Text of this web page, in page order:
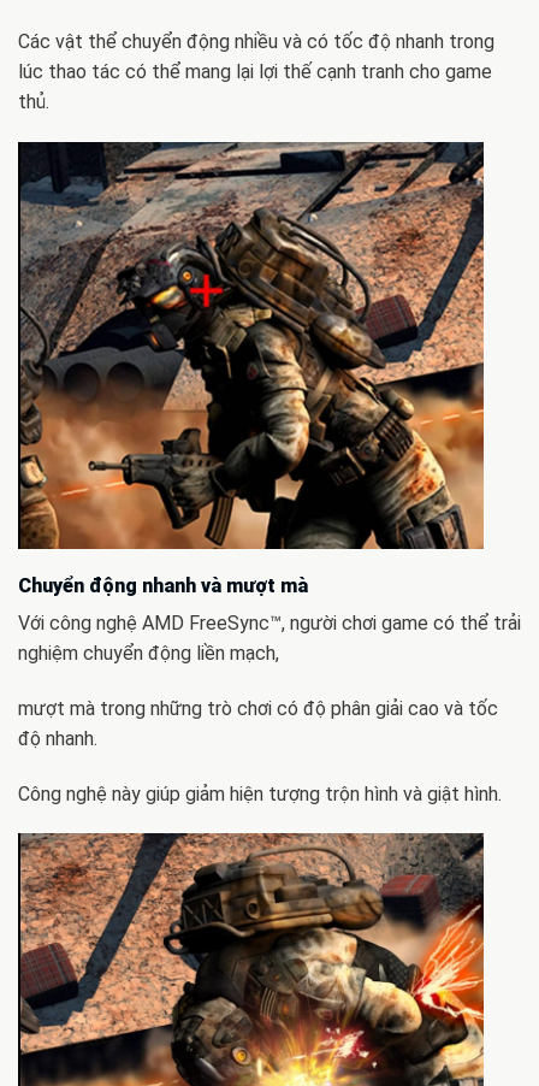
Các vật thể chuyển động nhiều và có tốc độ nhanh trong
lúc thao tác có thể mang lại lợi thế cạnh tranh cho game
thủ.
Chuyển động nhanh và mượt mà
Với công nghệ AMD FreeSync™, người chơi game có thể trải
nghiệm chuyển động liền mạch,
mượt mà trong những trò chơi có độ phân giải cao và tốc
độ nhanh.
Công nghệ này giúp giảm hiện tượng trộn hình và giật hình.